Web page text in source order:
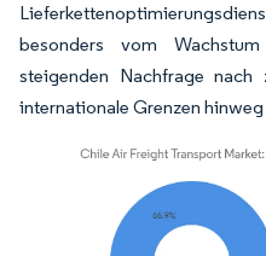
besonders vom
steigenden Nachfrage nach
internationale Grenzen